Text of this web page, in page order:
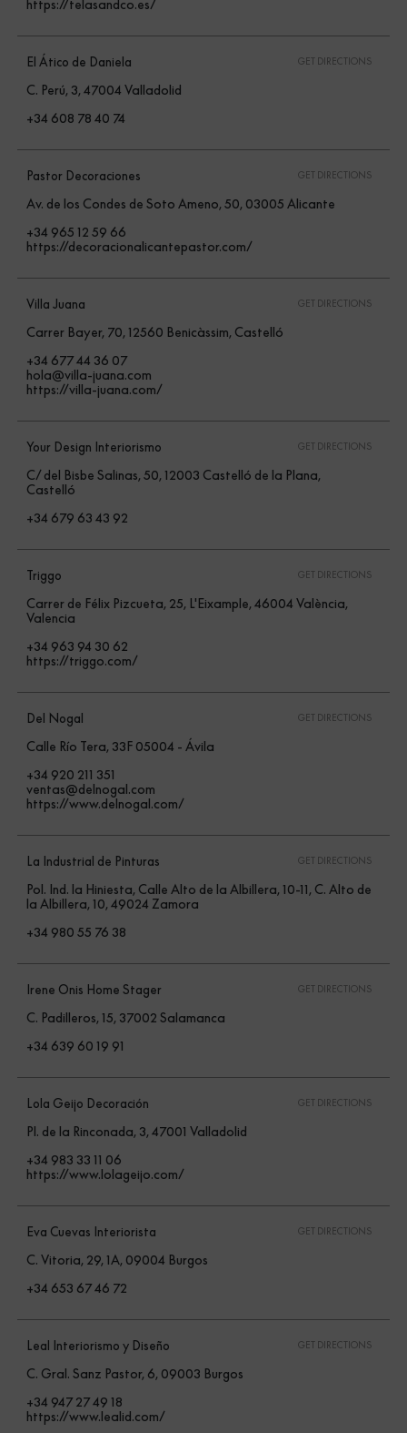
https://telasandco.es/
El Ático de Daniela GET DIRECTIONS
C. Perú, 3, 47004 Valladolid
+34 608 78 40 74
Pastor Decoraciones GET DIRECTIONS
Av. de los Condes de Soto Ameno, 50, 03005 Alicante
+34 965 12 59 66
https://decoracionalicantepastor.com/
Villa Juana GET DIRECTIONS
Carrer Bayer, 70, 12560 Benicàssim, Castelló
+34 677 44 36 07
hola@villa-juana.com
https://villa-juana.com/
Your Design Interiorismo GET DIRECTIONS
C/ del Bisbe Salinas, 50, 12003 Castelló de la Plana,
Castelló
+34 679 63 43 92
Triggo GET DIRECTIONS
Carrer de Félix Pizcueta, 25, L'Eixample, 46004 València,
Valencia
+34 963 94 30 62
https://triggo.com/
Del Nogal GET DIRECTIONS
Calle Río Tera, 33F 05004 - Ávila
+34 920 211 351
ventas@delnogal.com
https://www.delnogal.com/
La Industrial de Pinturas GET DIRECTIONS
Pol. Ind. la Hiniesta, Calle Alto de la Albillera, 10-11, C. Alto de
la Albillera, 10, 49024 Zamora
+34 980 55 76 38
Irene Onis Home Stager GET DIRECTIONS
C. Padilleros, 15, 37002 Salamanca
+34 639 60 19 91
Lola Geijo Decoración GET DIRECTIONS
Pl. de la Rinconada, 3, 47001 Valladolid
+34 983 33 11 06
https://www.lolageijo.com/
Eva Cuevas Interiorista GET DIRECTIONS
C. Vitoria, 29, 1A, 09004 Burgos
+34 653 67 46 72
Leal Interiorismo y Diseño GET DIRECTIONS
C. Gral. Sanz Pastor, 6, 09003 Burgos
+34 947 27 49 18
https://www.lealid.com/